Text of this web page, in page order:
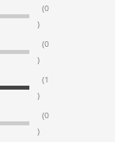
(0
)
(0
)
(1
)
(0
)